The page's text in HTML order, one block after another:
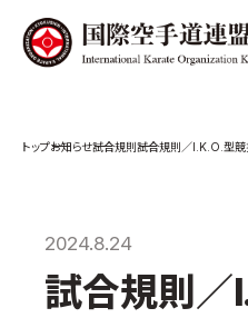
大
松井
お知らせ試合規則試合規則／I.K.O.型競
2024.8.24
試合規則／